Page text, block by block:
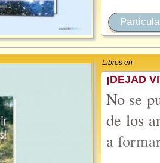
Libros en
¡DEJAD
No se
de los
a